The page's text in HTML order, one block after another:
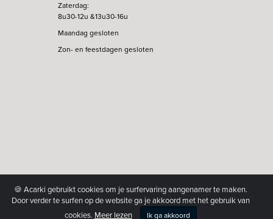
Zaterdag:
8u30-12u &13u30-16u
Maandag gesloten
Zon- en feestdagen gesloten
🍪 Acarki gebruikt cookies om je surfervaring aangenamer te maken.
Door verder te surfen op de website ga je akkoord met het gebruik van
cookies. Meer lezen Ik ga akkoord